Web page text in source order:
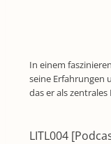
In einem
seine Erfahrungen
das er als zentrales
LITL004